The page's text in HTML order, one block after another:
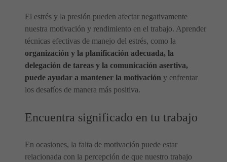
El estrés y la presión pueden afectar negativamente
nuestra motivación y rendimiento en el trabajo. Aprender
técnicas efectivas de manejo del estrés, como la
organización y la planificación adecuada, la
delegación de tareas y la comunicación asertiva,
puede ayudar a mantener la motivación y enfrentar
los desafíos de manera más positiva.
Encuentra significado en tu trabajo
En ocasiones, la falta de motivación puede estar
relacionada con la percepción de que nuestro trabajo